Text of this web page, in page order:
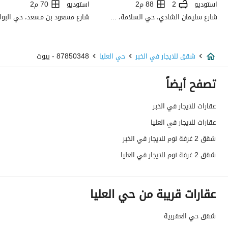
استخدام العقار
-
السعر
4300
المساحة
عدد الغرف
خدمات العقار
صرف صحي
نعم
الياف ضوئية
استوديو 2
88 م2
شارع سليمان الشادي، حي السلامة، شمال جدة، جدة
استوديو 70 م2
شقق للايجار في الخبر حي العليا 87850348 - بيوت
تصفح أيضاً
عقارات للايجار في الخبر
عقارات للايجار في العليا
شقق 2 غرفة نوم للايجار في الخبر
شقق 2 غرفة نوم للايجار في العليا
عقارات قريبة من حي العليا
شقق حي العقربية